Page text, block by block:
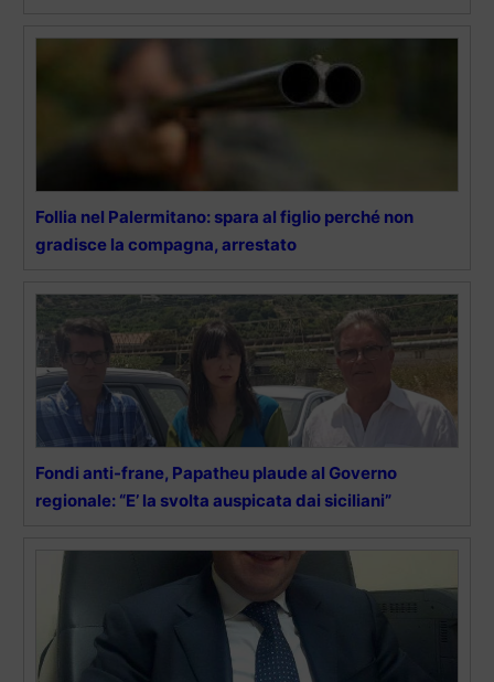
Follia nel Palermitano: spara al figlio perché non
gradisce la compagna, arrestato
Fondi anti-frane, Papatheu plaude al Governo
regionale: “E’ la svolta auspicata dai siciliani”